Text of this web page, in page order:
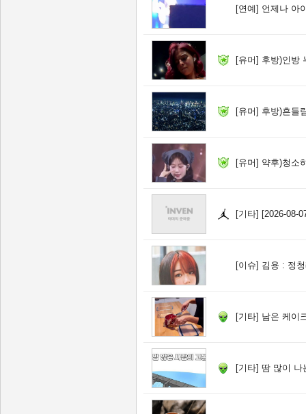
[연예] 언제나 아
[유머] 후방)인방 누
[유머] 후방)흔들
[유머] 약후)청소
[기타] [2026-08-
[이슈] 김용 : 정
[기타] 남은 케이
[기타] 땀 많이 나